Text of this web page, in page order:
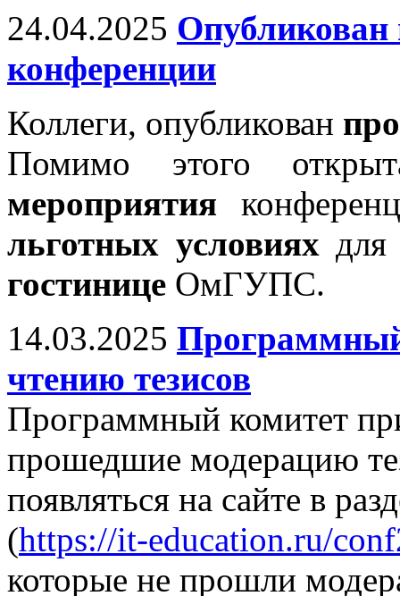
24.04.2025
конференции
Коллеги, опубликован
Помимо этого
мероприятия
льготных условиях для
гостинице ОмГУПС.
14.03.2025
чтению тезисов
Программный комитет
прошедшие модерацию
появляться на сайте в
(https://it-education.ru/
которые не прошли